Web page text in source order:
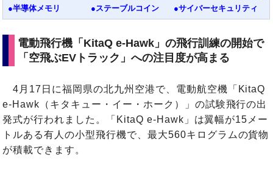
●半導体メモリ
●ステーブルコイン ●サイバーセキュリティ
電動飛行機「KitaQ e-Hawk」の飛行訓練の開始で
「空飛ぶEVトラック」への注目度が高まる
4月17日に福岡県の北九州空港で、電動航空機「KitaQ
e-Hawk（キタキュー・イー・ホーク）」の試験飛行の出
発式が行われました。「KitaQ e-Hawk」は翼幅が15メー
トルある有人の小型飛行機で、最大560キログラムの貨物
が積載できます。